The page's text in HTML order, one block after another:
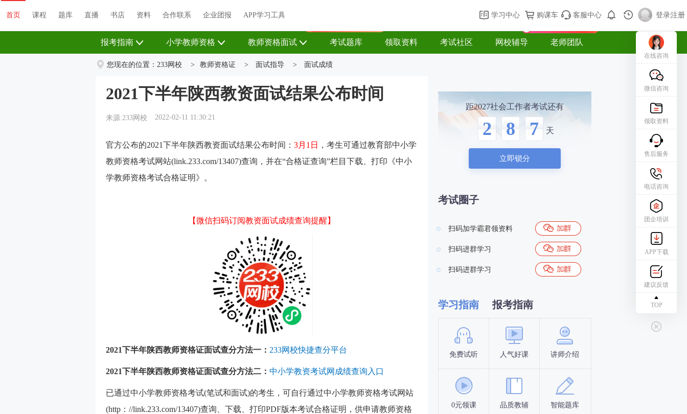
首页 课程 题库 直播 书店 资料 关于我们 帮助中心 购课车 登录/注册
首页 课程 题库 直播 书店 资料 合作联系 企业团报 APP学习工具 学习中心 购课车 客服中心 登录|注册
报考指南 小学教师资格 教师资格面试 考试题库 领取资料 考试社区 网校辅导 老师团队
您现在的位置： 233网校 > 教师资格证 > 面试指导 > 面试成绩
2021下半年陕西教资面试结果公布时间
来源:233网校 2022-02-11 11:30:21
官方公布的2021下半年陕西教资面试结果公布时间： 3月1日 ， 考生可通过教育部中小学
教师资格考试网站(link.233.com/13407)查询，并在“合格证查询”栏目下载、打印《中小
学教师资格考试合格证明》。
【微信扫码订阅教资面试成绩查询提醒】
2021下半年陕西教师资格证面试查分方法一： 233网校快捷查分平台
2021下半年陕西教师资格证面试查分方法二： 中小学教资考试网成绩查询入口
已通过中小学教师资格考试(笔试和面试)的考生，可自行通过中小学教师资格考试网站
(http：//link.233.com/13407)查询、下载、打印PDF版本考试合格证明，供申请教师资格
距2027社会工作者考试还有
2 8 7 天
立即锁分
考试圈子
扫码加学霸君领资料
扫码进群学习
扫码进群学习
学习指南 报考指南
免费试听 人气好课 讲师介绍
0元领课 品质教辅 智能题库
在线咨询
微信咨询
领取资料
售后服务
电话咨询
团企培训
APP下载
建议反馈
TOP